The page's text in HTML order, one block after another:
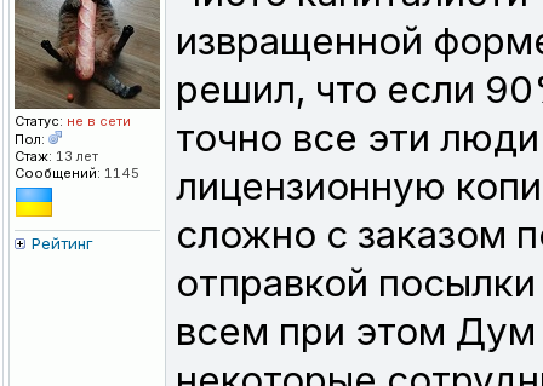
Статус: не в сети
Пол:
Стаж: 13 лет
Сообщений: 1145
Рейтинг
извращенной
решил, что если
точно все эти
лицензионную
сложно с заказом
отправкой
всем при этом Дум